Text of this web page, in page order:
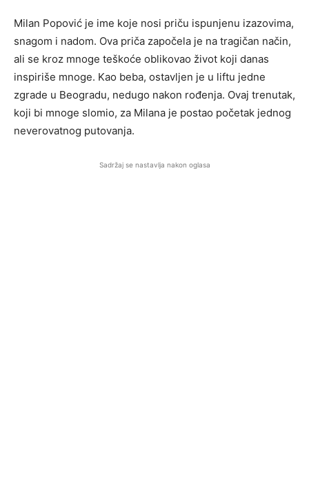
Milan Popović je ime koje nosi priču ispunjenu izazovima,
snagom i nadom. Ova priča započela je na tragičan način,
ali se kroz mnoge teškoće oblikovao život koji danas
inspiriše mnoge. Kao beba, ostavljen je u liftu jedne
zgrade u Beogradu, nedugo nakon rođenja. Ovaj trenutak,
koji bi mnoge slomio, za Milana je postao početak jednog
neverovatnog putovanja.
Sadržaj se nastavlja nakon oglasa